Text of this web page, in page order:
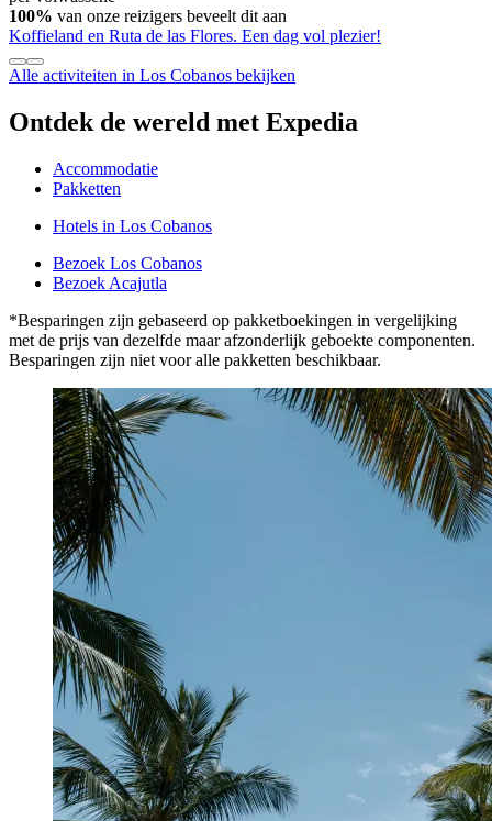
100% van onze reizigers beveelt dit aan
Koffieland en Ruta de las Flores. Een dag vol plezier!
Alle activiteiten in Los Cobanos bekijken
Ontdek de wereld met Expedia
Accommodatie
Pakketten
Hotels in Los Cobanos
Bezoek Los Cobanos
Bezoek Acajutla
*Besparingen zijn gebaseerd op pakketboekingen in vergelijking
met de prijs van dezelfde maar afzonderlijk geboekte componenten.
Besparingen zijn niet voor alle pakketten beschikbaar.